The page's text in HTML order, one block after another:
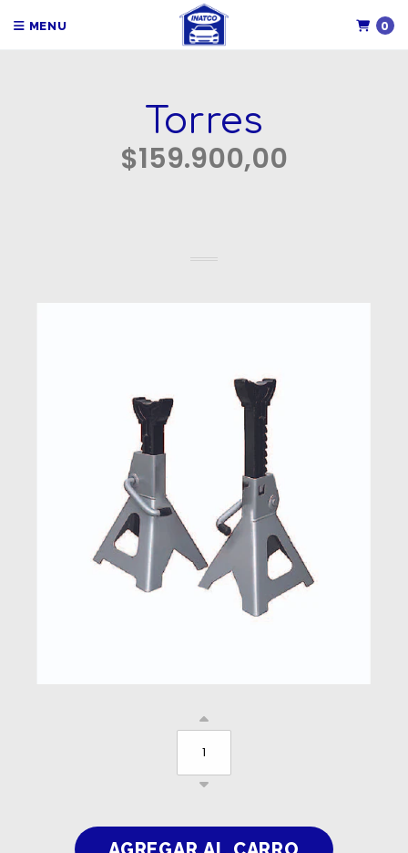
MENU 0
Torres
$159.900,00